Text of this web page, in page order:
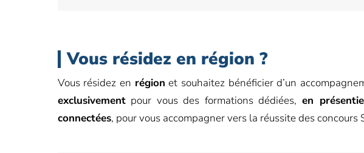
Vous résidez en région ?
Vous résidez en région et souhaitez bénéficier d’un
exclusivementpour vous des formations dédiées, en
connectées, pour vous accompagner vers la réussite des concours